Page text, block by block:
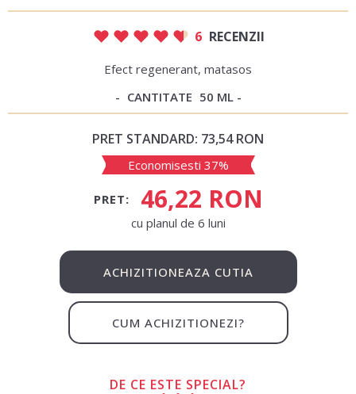
6 RECENZII
Efect regenerant, matasos
CANTITATE 50 ML
PRET STANDARD: 73,54 RON
Economisesti 37%
PRET: 46,22 RON
сu planul de 6 luni
ACHIZITIONEAZA CUTIA
CUM ACHIZITIONEZI?
DE CE ESTE SPECIAL?